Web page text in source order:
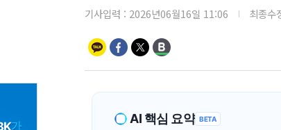
기사입력 : 2026년06월16일 11:06 최종수
AI 핵심 요약 BETA